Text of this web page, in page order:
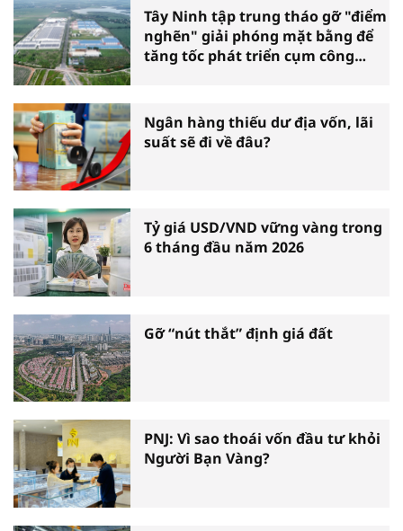
Tây Ninh tập trung tháo gỡ "điểm
nghẽn" giải phóng mặt bằng để
tăng tốc phát triển cụm công
Ngân hàng thiếu dư địa vốn, lãi
suất sẽ đi về đâu?
Tỷ giá USD/VND vững vàng trong
6 tháng đầu năm 2026
Gỡ “nút thắt” định giá đất
PNJ: Vì sao thoái vốn đầu tư khỏi
Người Bạn Vàng?